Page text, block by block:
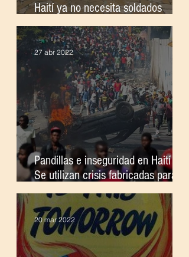
Haití ya no necesita soldados
extranjeros
Pandillas e inseguridad en Haití ;
Se utilizan crisis fabricadas para
justificar la intervención extranjera
27 abr 2022
20 mar 2022